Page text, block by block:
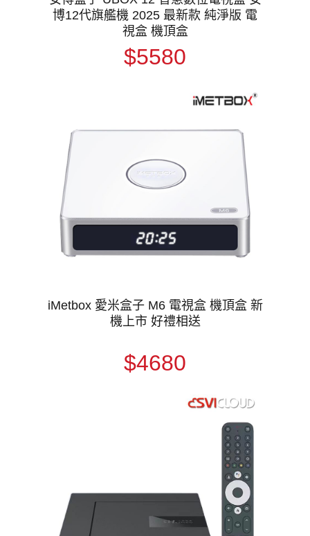
博12代旗艦機 2025 最新款 純淨版 電
視盒 機頂盒
$5580
iMetbox 愛米盒子 M6 電視盒 機頂盒 新
機上市 好禮相送
$4680